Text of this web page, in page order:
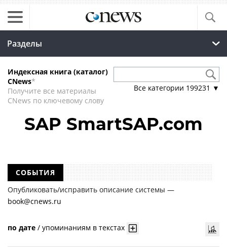
Разделы
Индексная книга (каталог)
CNews*
Получите все материалы
CNews по ключевому слову
Все категории 199231 ▼
SAP SmartSAP.com
СОБЫТИЯ
Опубликовать/исправить описание системы —
book@cnews.ru
по дате / упоминаниям в текстах